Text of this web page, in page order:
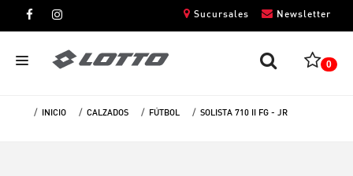
Newsletter
Sucursales
0
INICIO CALZADOS FÚTBOL SOLISTA 710 II FG - JR